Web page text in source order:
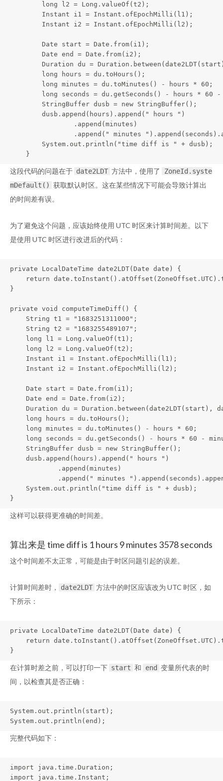
        long l2 = Long.valueOf(t2);
        Instant i1 = Instant.ofEpochMilli(l1);
        Instant i2 = Instant.ofEpochMilli(l2);
        Date start = Date.from(i1);
        Date end = Date.from(i2);
Duration du =
        long hours = du.toHours();
        long minutes = du.toMinutes() - hours * 60;
long seconds = du.getSeconds() - hours * 60
        StringBuffer dusb = new StringBuffer();
        dusb.append(hours).append(" hours ")
                .append(minutes)
.append(" minutes
        System.out.println("time diff is " + dusb);
    }
这段代码的问题在于 date2LDT 方法中，使用了
ZoneId.syste
mDefault() 获取默认时区。这在某些情况下可能会导致计算出
的时间差有误。
为了避免这个问题，应该始终使用 UTC 时区来计算时间差。以下
是使用 UTC 时区进行改进后的代码：
private LocalDateTime date2LDT(Date date) {
return
}
private void computeTimeDiff() {
    String t1 = "1683251311000";
    String t2 = "1683255489107";
    long l1 = Long.valueOf(t1);
    long l2 = Long.valueOf(t2);
    Instant i1 = Instant.ofEpochMilli(l1);
    Instant i2 = Instant.ofEpochMilli(l2);
    Date start = Date.from(i1);
    Date end = Date.from(i2);
Duration du = Duration.between(date2LDT(start),
    long hours = du.toHours();
    long minutes = du.toMinutes() - hours * 60;
long seconds = du.getSeconds() - hours * 60 -
    StringBuffer dusb = new StringBuffer();
    dusb.append(hours).append(" hours ")
            .append(minutes)
.append(" minutes
    System.out.println("time diff is " + dusb);
}
这样可以获得更准确的时间差。
算出来是 time diff is 1 hours 9 minutes 3578 seconds
这个时间差不太正常，可能是由于时区问题引起的误差。
计算时间差时， date2LDT 方法中的时区应该改为 UTC 时区，如
下所示：
private LocalDateTime date2LDT(Date date) {
return
}
在计算时差之前，可以打印一下 start 和 end 变量所代表的时
间，以检查其是否正确：
System.out.println(start);
System.out.println(end);
完整代码如下：
import java.time.Duration;
import java.time.Instant;